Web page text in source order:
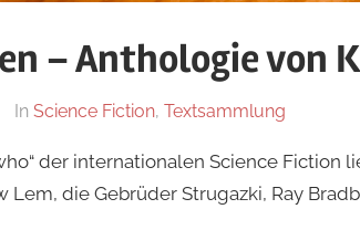
– Anthologie von
Von
In Science Fiction, Textsammlung
der internationalen Science Fiction
Lem, die Gebrüder Strugazki, Ray